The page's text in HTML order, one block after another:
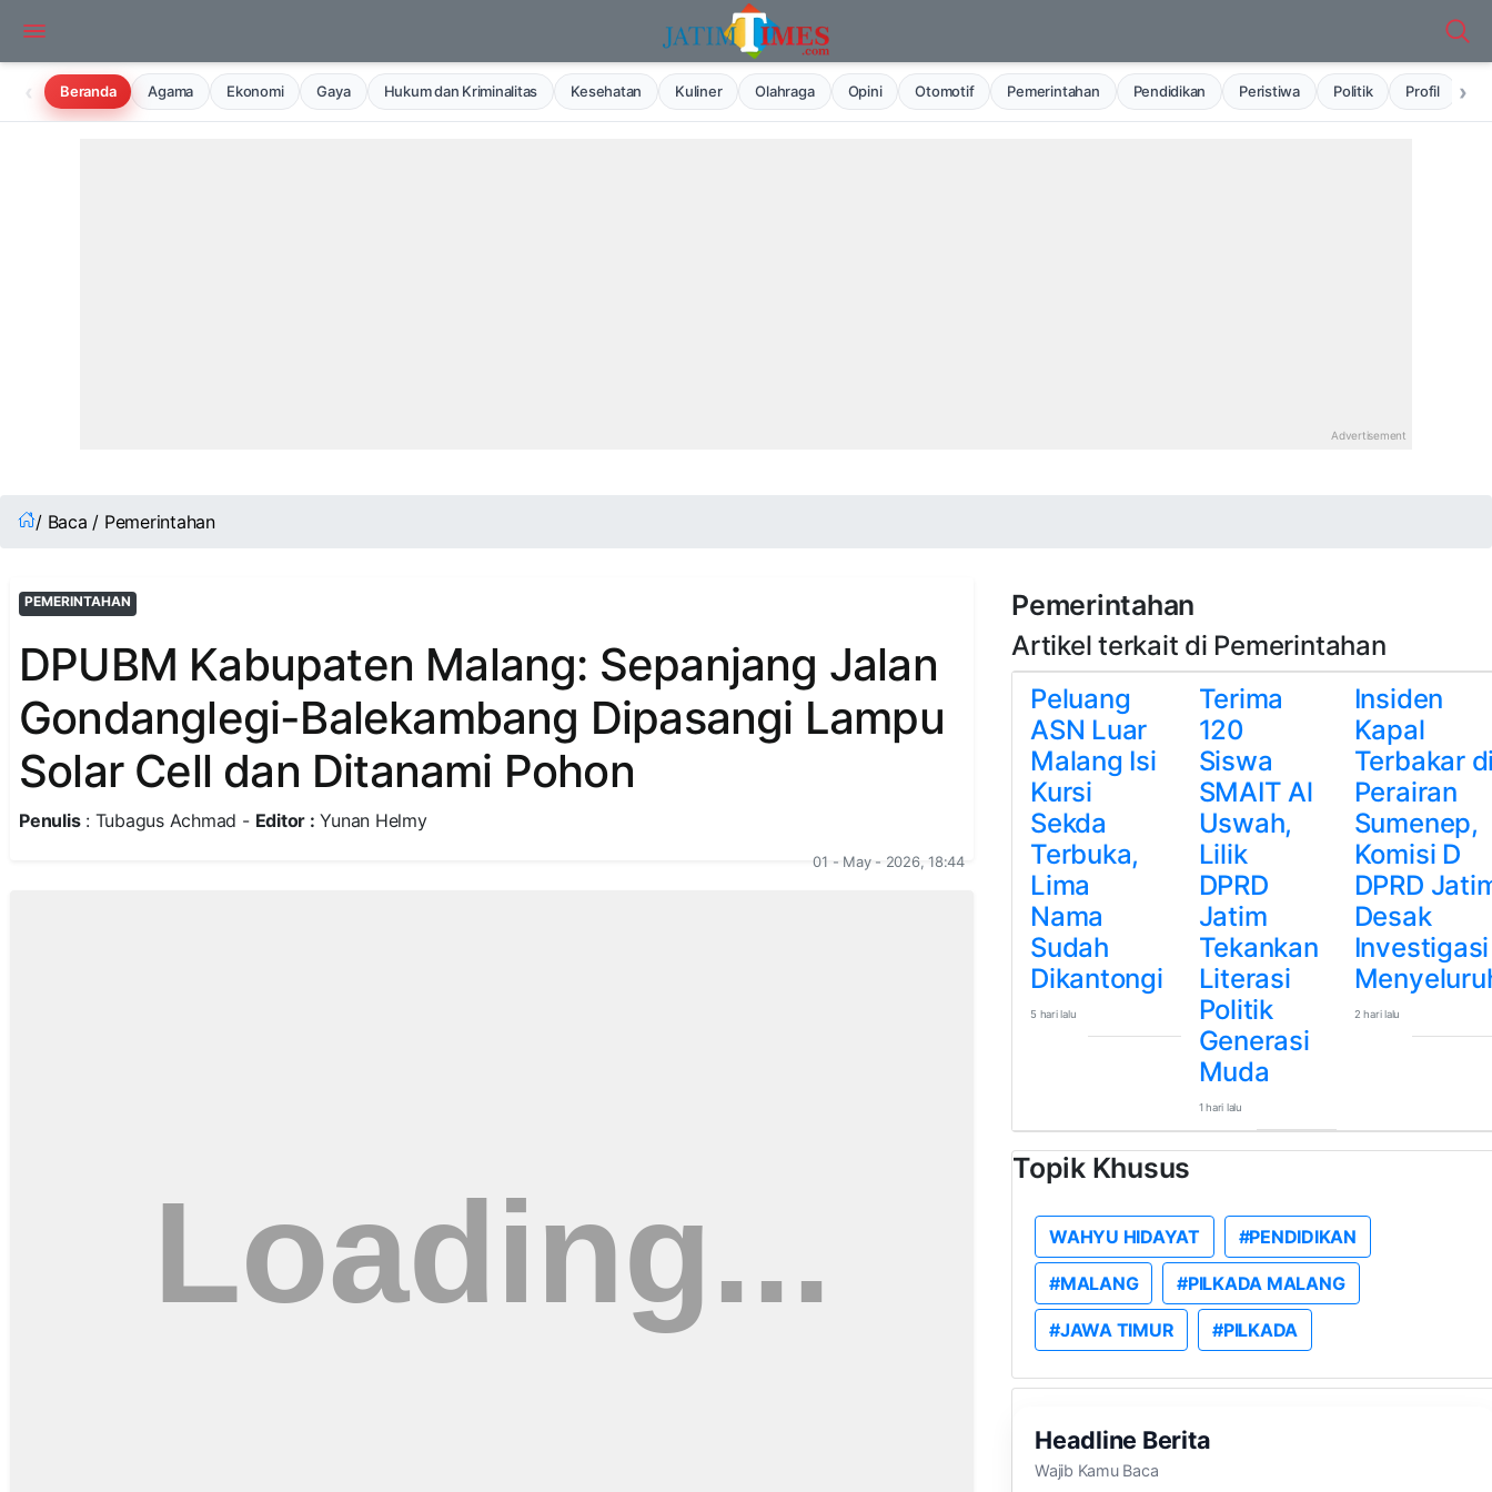
‹ Beranda Agama Ekonomi Gaya Hukum dan Kriminalitas Kesehatan Kuliner Olahraga Opini Otomotif Pemerintahan Pendidikan Peristiwa Politik Profil ›
/ Baca / Pemerintahan
PEMERINTAHAN
DPUBM Kabupaten Malang: Sepanjang Jalan
Gondanglegi-Balekambang Dipasangi Lampu
Solar Cell dan Ditanami Pohon
Penulis: Tubagus Achmad - Editor : Yunan Helmy
01 - May - 2026, 18:44
Pemerintahan
Artikel terkait di Pemerintahan
Peluang
ASN Luar
Malang Isi
Kursi
Sekda
Terbuka,
Lima
Nama
Sudah
Dikantongi
5 hari lalu
Terima
120
Siswa
SMAIT Al
Uswah,
Lilik
DPRD
Jatim
Tekankan
Literasi
Politik
Generasi
Muda
1 hari lalu
Insiden
Kapal
Terbakar
Perairan
Sumenep,
Komisi D
DPRD
Desak
Investigasi
2 hari lalu
Topik Khusus
WAHYU HIDAYAT #PENDIDIKAN
#MALANG #PILKADA MALANG
#JAWA TIMUR #PILKADA
Headline Berita
Wajib Kamu Baca